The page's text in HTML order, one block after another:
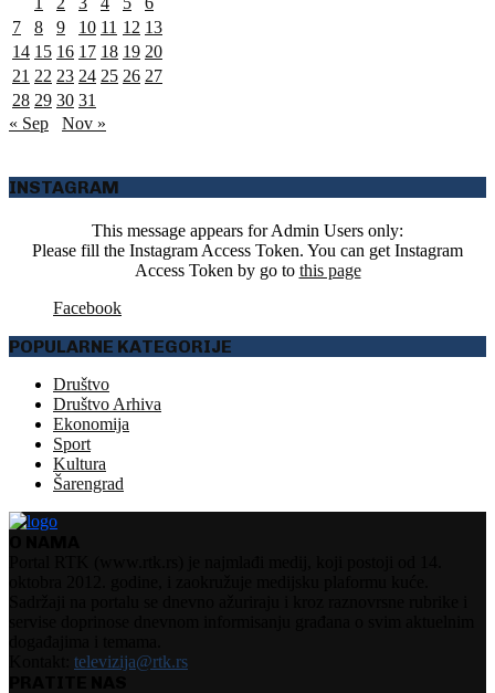
7
8 9 10 11 12 13
14 15 16 17 18 19 20
21 22 23 24 25 26 27
28 29 30 31
« Sep
Nov »
INSTAGRAM
This message appears for Admin Users only:
Please fill the Instagram Access Token. You can get Instagram
Access Token by go to this page
Facebook
POPULARNE KATEGORIJE
Društvo
Društvo Arhiva
Ekonomija
Sport
Kultura
Šarengrad
televizija@rtk.rs